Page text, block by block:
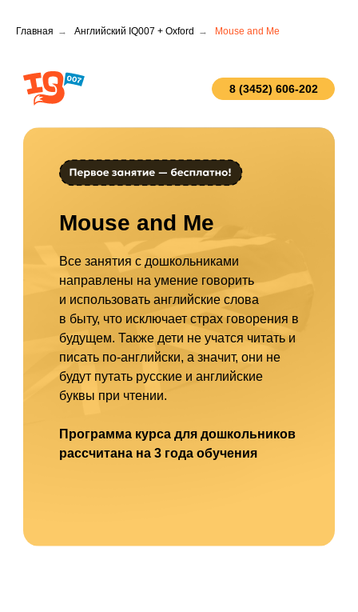
Главная → Английский IQ007 + Oxford → Mouse and Me
Mouse and Me
8 (3452) 606-202
Все занятия с дошкольниками
направлены на умение говорить
и использовать английские слова
в быту, что исключает страх говорения в
будущем. Также дети не учатся читать и
писать по-английски, а значит, они не
будут путать русские и английские
буквы при чтении.
Программа курса для дошкольников
рассчитана на 3 года обучения